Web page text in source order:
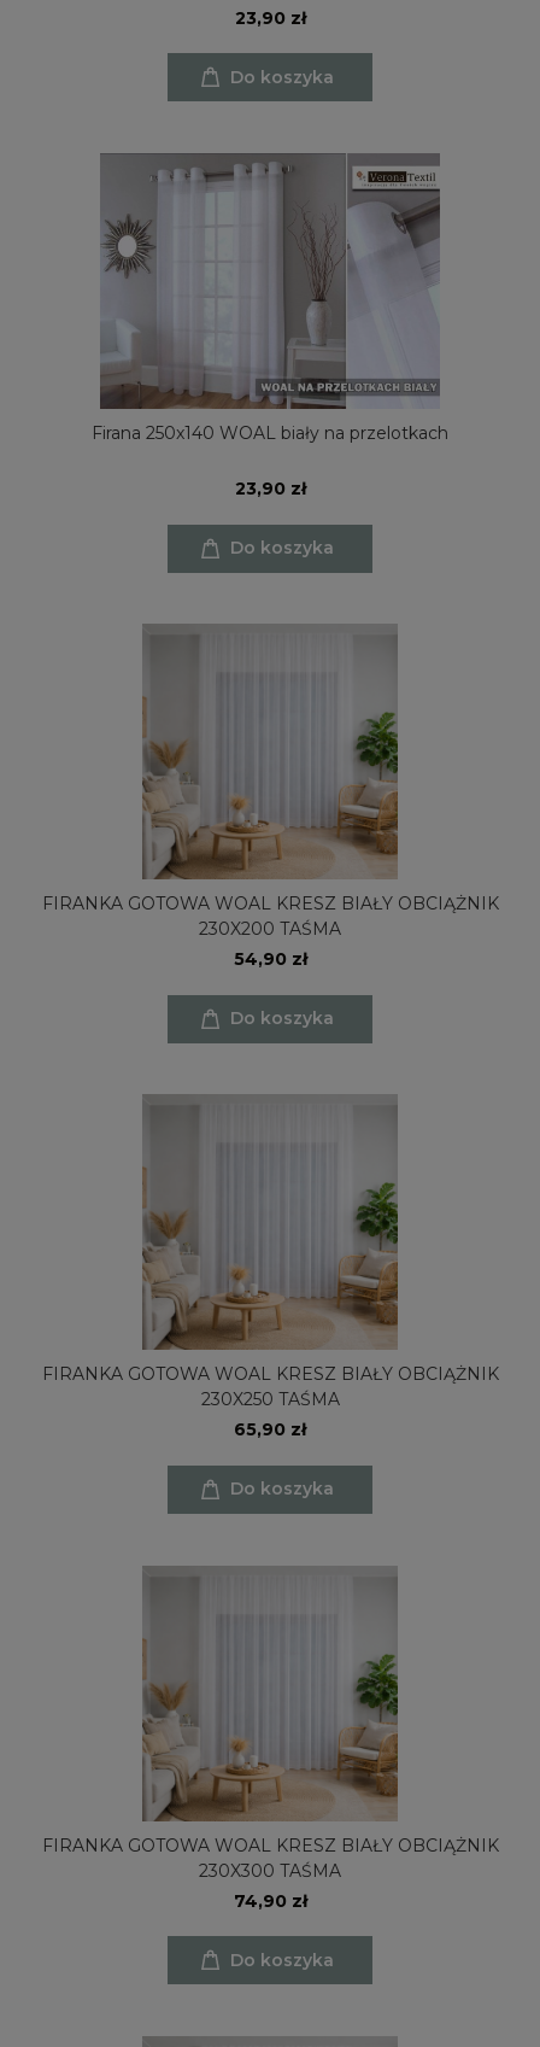
23,90 zł
Do koszyka
Firana 250x140 WOAL biały na przelotkach
23,90 zł
Do koszyka
FIRANKA GOTOWA WOAL KRESZ BIAŁY OBCIĄŻNIK
230X200 TAŚMA
54,90 zł
Do koszyka
FIRANKA GOTOWA WOAL KRESZ BIAŁY OBCIĄŻNIK
230X250 TAŚMA
65,90 zł
Do koszyka
FIRANKA GOTOWA WOAL KRESZ BIAŁY OBCIĄŻNIK
230X300 TAŚMA
74,90 zł
Do koszyka